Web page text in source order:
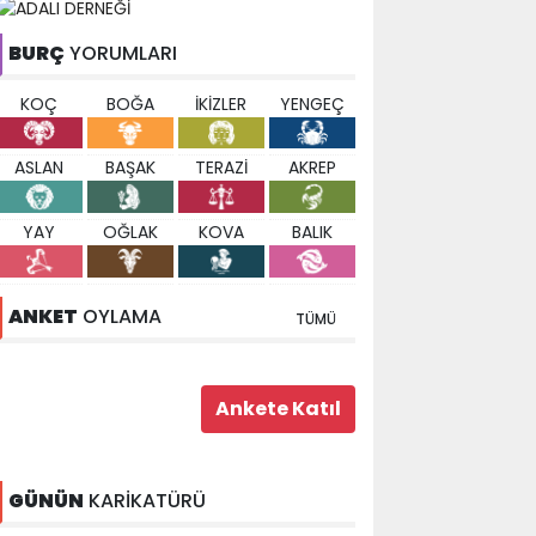
BURÇ YORUMLARI
KOÇ BOĞA İKİZLER YENGEÇ
ASLAN BAŞAK TERAZİ AKREP
YAY OĞLAK KOVA BALIK
ANKET OYLAMA TÜMÜ
GÜNÜN KARİKATÜRÜ